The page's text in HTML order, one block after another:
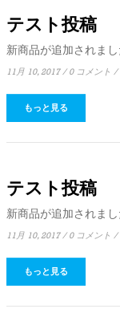
テスト投稿
新商品が追加されまし
11月 10, 2017 /0 コメント /
もっと見る
テスト投稿
新商品が追加されまし
11月 10, 2017 /0 コメント /
もっと見る